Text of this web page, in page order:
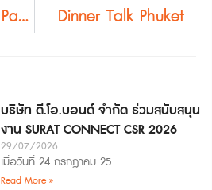
TALA Thank You Party
Dinner Talk Phuket
บริษัท ดี.โอ.บอนด์ จำกัด ร่วมสนับสนุน
งาน SURAT CONNECT CSR 2026
29/07/2026
เมื่อวันที่ 24 กรกฎาคม 25
Read More »